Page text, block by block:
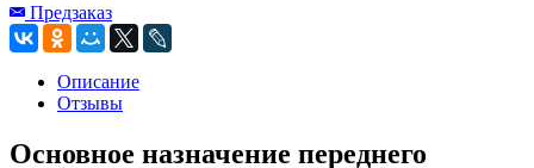
Предзаказ
Описание
Отзывы
Основное назначение переднего